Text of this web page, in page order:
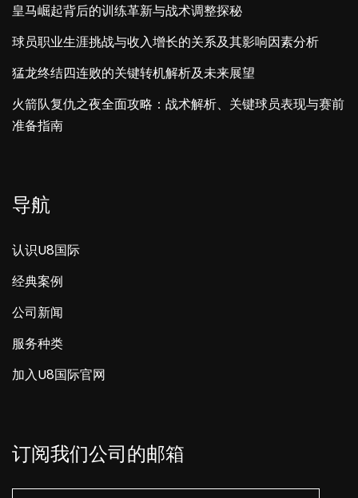
皇马崛起背后的训练革新与战术调整探秘
球员职业生涯挑战与收入增长的关系及其影响因素分析
猛龙终结四连败的关键转机解析及未来展望
火箭队复仇之夜全面攻略：战术解析、关键球员表现与赛前
准备指南
导航
认识U8国际
经典案例
公司新闻
服务种类
加入U8国际官网
订阅我们公司的邮箱